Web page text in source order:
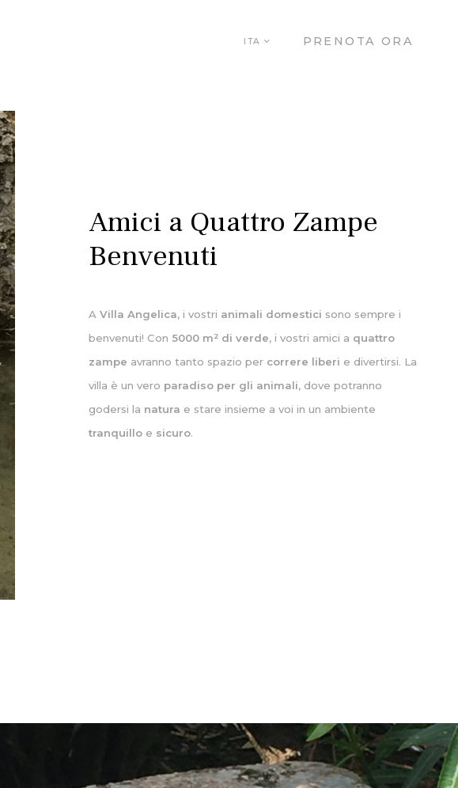
ITA PRENOTA ORA
Amici a Quattro Zampe
Benvenuti
AVilla Angelica, i vostri animali domestici sono sempre i
benvenuti! Con 5000 m² di verde, i vostri amici a quattro
zampe avranno tanto spazio per correre liberi e divertirsi. La
villa è un vero paradiso per gli animali, dove potranno
godersi la natura e stare insieme a voi in un ambiente
tranquillo e sicuro.